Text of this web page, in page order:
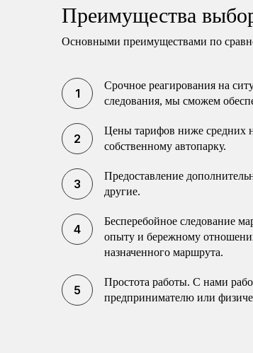
Преимущества
Основными преимуществами по
Срочное реагирования на
следования, мы сможем
Цены тарифов ниже средних
собственному автопарку.
Предоставление
другие.
Бесперебойное следование
опыту и бережному
назначенного маршрута.
Простота работы. С нами
предпринимателю или